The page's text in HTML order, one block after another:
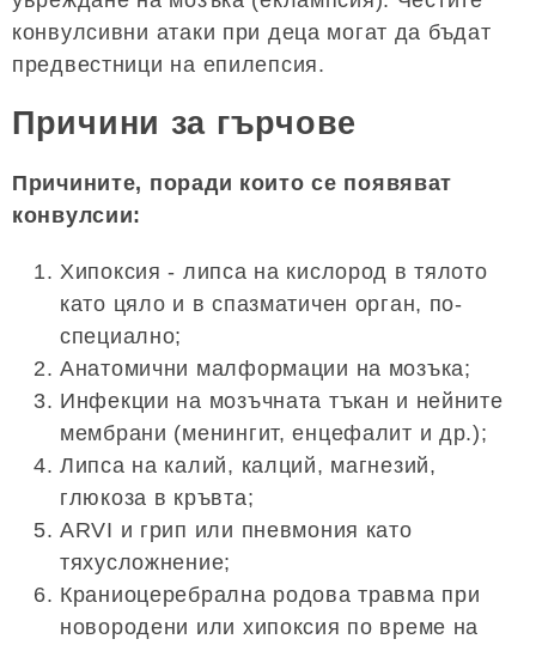
конвулсивни атаки при деца могат да бъдат
предвестници на епилепсия.
Причини за гърчове
Причините, поради които се появяват
конвулсии:
Хипоксия - липса на кислород в тялото
като цяло и в спазматичен орган, по-
специално;
Анатомични малформации на мозъка;
Инфекции на мозъчната тъкан и нейните
мембрани (менингит, енцефалит и др.);
Липса на калий, калций, магнезий,
глюкоза в кръвта;
ARVI и грип или пневмония като
тяхусложнение;
Краниоцеребрална родова травма при
новородени или хипоксия по време на